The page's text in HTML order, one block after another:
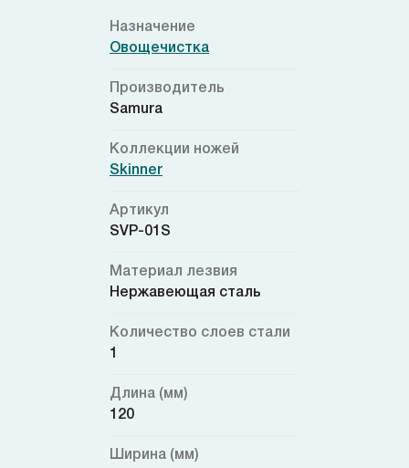
Назначение
Овощечистка
Производитель
Samura
Коллекции ножей
Skinner
Артикул
SVP-01S
Материал лезвия
Нержавеющая сталь
Количество слоев стали
1
Длина (мм)
120
Ширина (мм)